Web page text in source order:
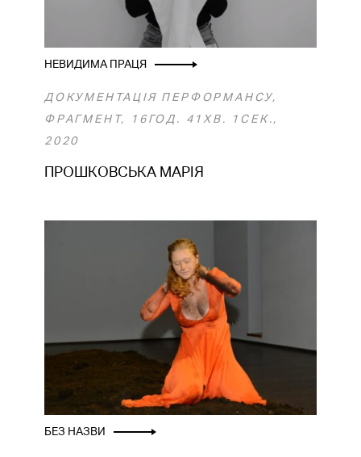
НЕВИДИМА ПРАЦЯ
ДОКУМЕНТАЦІЯ ПЕРФОРМАНСУ,
ФРАГМЕНТ, 16ГОД. 41ХВ. 1СЕК.,
2020
ПРОШКОВСЬКА МАРІЯ
БЕЗ НАЗВИ